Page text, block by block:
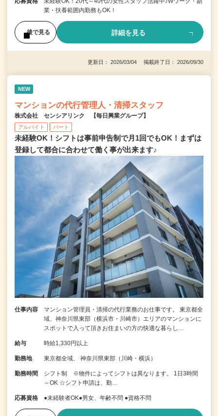
業・扶養範囲内勤務もOK！
後で見る 詳細を見る
更新日： 2026/03/04 掲載終了日： 2026/09/30
NEW
マンションの代行管理人・清掃スタッフ
株式会社 センシアリンク 【毎日興業グループ】
アルバイト パート
未経験OK！シフトは事前申告制で月1回でもOK！まずは
登録して都合に合わせて働く事が出来ます♪
仕事内容
マンション管理員・清掃の代行業務のお仕事です。 東京都全
域、神奈川県東部（横浜市・川崎市）エリアのマンションに
スポットで入って頂きお住まいの方の快適な暮らし…
給与 時給1,330円以上
勤務地 東京都全域、 神奈川県東部（川崎・横浜）
勤務時間
シフト制 ※物件によってシフトは異なります。 1日3時間
～OK ☆シフト申請は、勤…
応募資格 ●未経験者OK●男女、年齢不問 ●資格不問